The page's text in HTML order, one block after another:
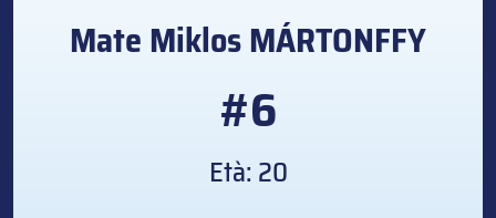
Mate MiklosMÁRTONFFY
#6
Età: 20